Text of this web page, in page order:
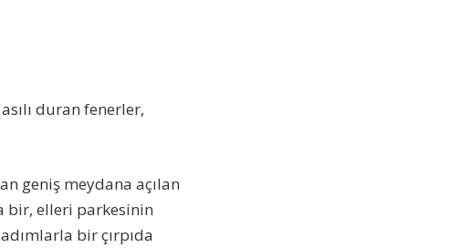
duran fenerler,
geniş meydana açılan
bir, elleri parkesinin
bir çırpıda